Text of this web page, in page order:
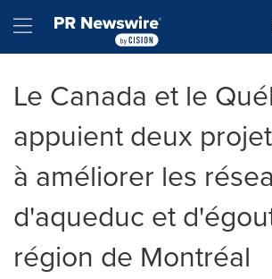
Hamburger menu
Le Canada et le
appuient deux
à améliorer les
d'aqueduc et
région de Montréal